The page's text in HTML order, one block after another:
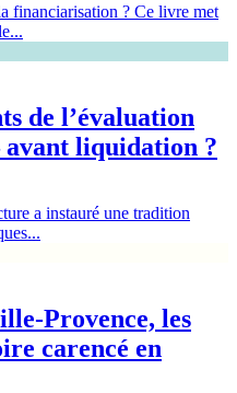
financiarisation ? Ce livre met
de l’évaluation
liquidation ?
a instauré une tradition
Provence, les
carencé en